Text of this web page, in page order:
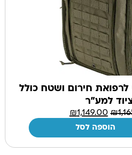
לרפואת חירום ושטח כולל
למע״ר
₪
₪1,149.00
הוספה לסל